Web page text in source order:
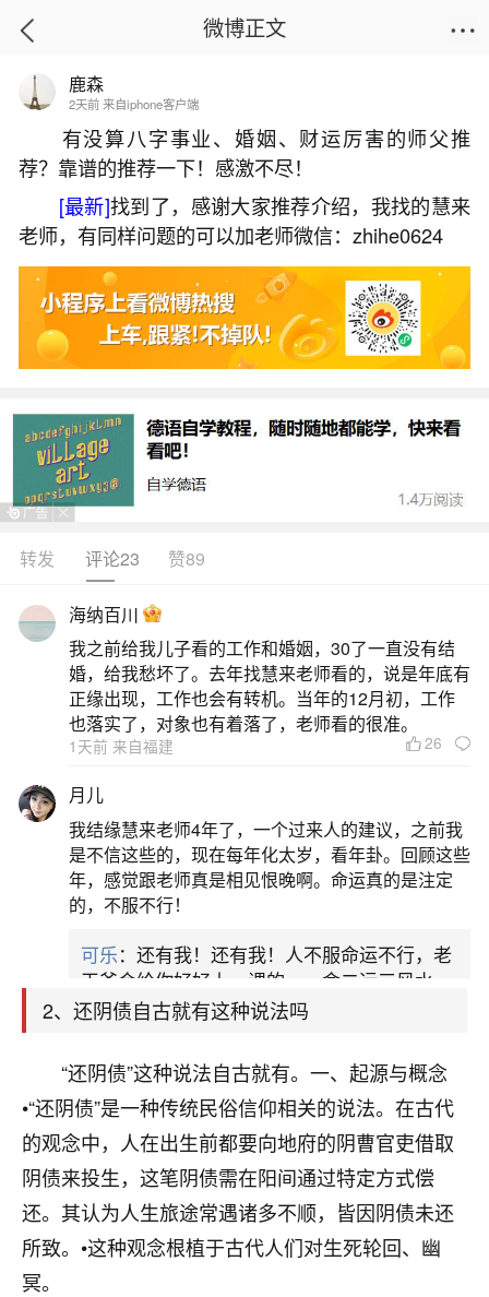
首页
还人是还阴债吗？
2026-07-06 13:02:55 15 7 赞
生活中像还人是还阴债吗？都是很常见的问
题，但是小问题不注意可能会引起大麻烦，下面就
这个问题给大家做一些解读：
1、还阴间债是什么意思
“还阴间债”又称“还阴债”“受生债”，是中国民间
信仰及道教文化中的概念，指偿还人在生前、前世
或投胎前欠下的“阴间债务”，以化解现世不顺、求得
亡灵安宁或积累福报。阴债的来源主要有三个方
面。一是生前未偿之债，比如金钱借贷未还、情感
伤害、杀生等；二是前世因果债，包含生命债、财
产债、情感债、恩情债等；三是投胎前借贷
2、还阴债自古就有这种说法吗
“还阴债”这种说法自古就有。一、起源与概念
•“还阴债”是一种传统民俗信仰相关的说法。在古代
的观念中，人在出生前都要向地府的阴曹官吏借取
阴债来投生，这笔阴债需在阳间通过特定方式偿
还。其认为人生旅途常遇诸多不顺，皆因阴债未还
所致。•这种观念根植于古代人们对生死轮回、幽
冥。
微博正文
鹿森
2天前 来自iphone客户端
有没算八字事业、婚姻、财运厉害的师父推
荐？靠谱的推荐一下！感激不尽！
[最新]找到了，感谢大家推荐介绍，我找的慧来
老师，有同样问题的可以加老师微信：zhihe0624
转发 评论23 赞89
海纳百川
我之前给我儿子看的工作和婚姻，30了一直没有结
婚，给我愁坏了。去年找慧来老师看的，说是年底有
正缘出现，工作也会有转机。当年的12月初，工作
也落实了，对象也有着落了，老师看的很准。
1天前 来自福建 26
月儿
我结缘慧来老师4年了，一个过来人的建议，之前我
是不信这些的，现在每年化太岁，看年卦。回顾这些
年，感觉跟老师真是相见恨晚啊。命运真的是注定
的，不服不行！
可乐：还有我！还有我！人不服命运不行，老
天爷会给你好好上一课的。一命二运三风水，
哪样不服都不行！
卦，认识老师3年了，都是缘分啊！
17分钟前 来自湖北 19
心若莲花
我是做餐饮的，这两年，生意屡屡受挫，店开一家关
一家，要么生意不好，生意好的就出事。前些年攒的
家底快败光了，真是倒霉！我也想找人看看到底怎么
回事？